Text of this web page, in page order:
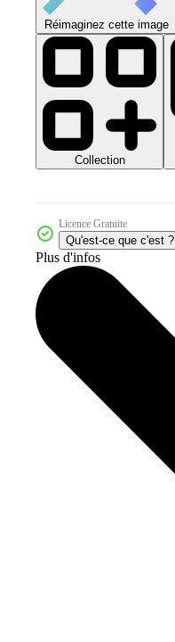
Réimaginez cette image
Collection
Licence Gratuite
Qu'est-ce que c'est ?
Plus d'infos